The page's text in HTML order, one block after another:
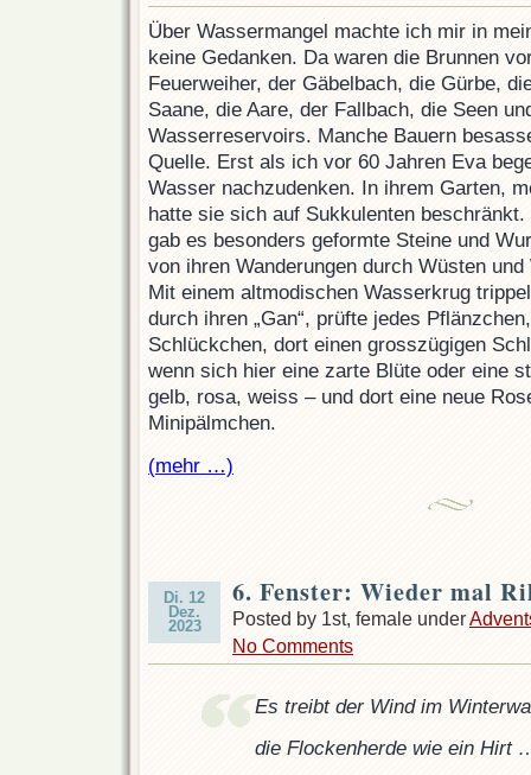
Über Wassermangel machte ich mir in
keine Gedanken. Da waren die Brunnen
Feuerweiher, der Gäbelbach, die Gürbe,
Saane, die Aare, der Fallbach, die Seen
Wasserreservoirs. Manche Bauern
Quelle. Erst als ich vor 60 Jahren Eva
Wasser nachzudenken. In ihrem Garten,
hatte sie sich auf Sukkulenten
gab es besonders geformte Steine und
von ihren Wanderungen durch Wüsten
Mit einem altmodischen Wasserkrug
durch ihren „Gan“, prüfte jedes
Schlückchen, dort einen grosszügigen
wenn sich hier eine zarte Blüte oder eine
gelb, rosa, weiss – und dort eine neue
Minipälmchen.
(mehr …)
Di. 12
Dez.
2023
6. Fenster: Wieder mal
Posted by 1st, female under
No Comments
Es treibt der Wind im
die Flockenherde wie ein Hirt